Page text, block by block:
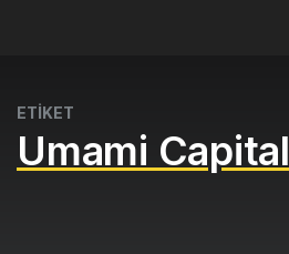
ETİKET
Umami Capital